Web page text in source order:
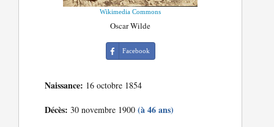
Wikimedia Commons
Oscar Wilde
Facebook
Naissance: 16 octobre 1854
Décès: 30 novembre 1900(à 46 ans)